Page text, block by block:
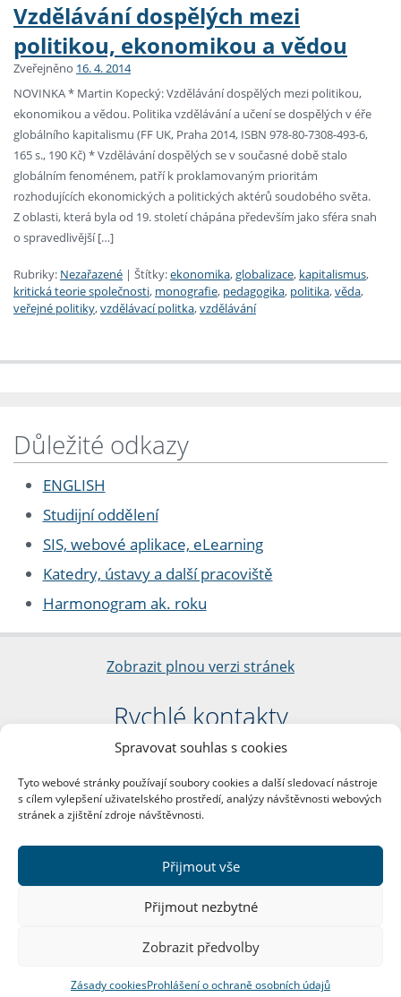
Spravovat souhlas s cookies
Tyto webové stránky používají soubory cookies a další sledovací nástroje
s cílem vylepšení uživatelského prostředí, analýzy návštěvnosti webových
stránek a zjištění zdroje návštěvnosti.
Přijmout vše
Přijmout nezbytné
Zobrazit předvolby
Zásady cookiesProhlášení o ochraně osobních údajů
Vzdělávání dospělých mezi
politikou, ekonomikou a vědou
Zveřejněno 16. 4. 2014
NOVINKA * Martin Kopecký: Vzdělávání dospělých mezi politikou,
ekonomikou a vědou. Politika vzdělávání a učení se dospělých v éře
globálního kapitalismu (FF UK, Praha 2014, ISBN 978-80-7308-493-6,
165 s., 190 Kč) * Vzdělávání dospělých se v současné době stalo
globálním fenoménem, patří k proklamovaným prioritám
rozhodujících ekonomických a politických aktérů soudobého světa.
Z oblasti, která byla od 19. století chápána především jako sféra snah
o spravedlivější […]
Rubriky: Nezařazené | Štítky:ekonomika,globalizace, kapitalismus,
kritická teorie společnosti, monografie, pedagogika, politika,věda,
veřejné politiky,vzdělávací politka,vzdělávání
Důležité odkazy
ENGLISH
Studijní oddělení
SIS, webové aplikace, eLearning
Katedry, ústavy a další pracoviště
Harmonogram ak. roku
Zobrazit plnou verzi stránek
Rychlé kontakty
Filozofická fakulta
nám. Jana Palacha 1/2
116 38 Praha 1
DIČ: CZ00216208
Další kontakty